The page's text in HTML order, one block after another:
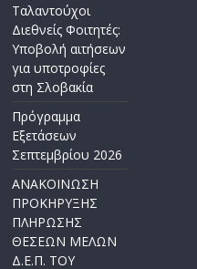
Ταλαντούχοι
Διεθνείς Φοιτητές:
Υποβολή αιτήσεων
για υποτροφίες
στη Σλοβακία
Πρόγραμμα
Εξετάσεων
Σεπτεμβρίου 2026
ΑΝΑΚΟΙΝΩΣΗ
ΠΡΟΚΗΡΥΞΗΣ
ΠΛΗΡΩΣΗΣ
ΘΕΣΕΩΝ ΜΕΛΩΝ
Δ.Ε.Π. ΤΟΥ